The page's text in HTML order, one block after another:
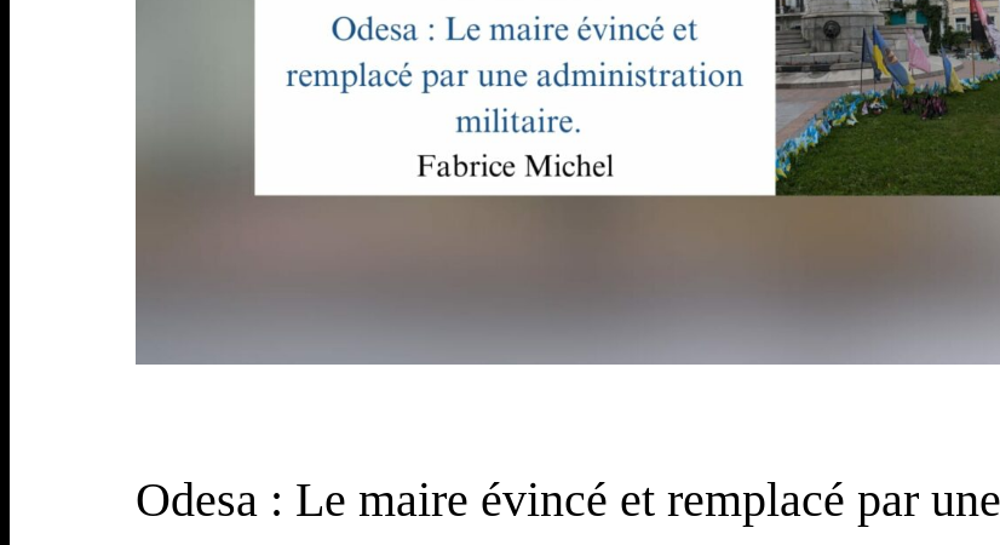
Odesa : Le maire évincé et remplacé par